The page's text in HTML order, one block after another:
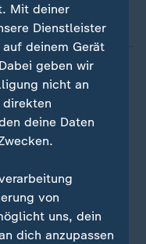
in der
vor drei Jahren
in Australien
zur
Unsicherheit
entschieden,
Mit deiner
Dienstleister
deinem Gerät
geben wir
nicht an
deine Daten
von
uns, dein
dich anzupassen